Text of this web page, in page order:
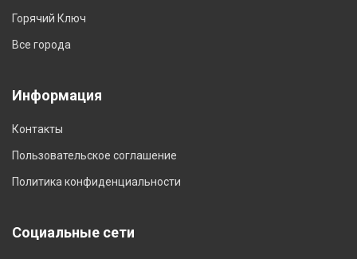
Горячий Ключ
Все города
Информация
Контакты
Пользовательское соглашение
Политика конфиденциальности
Социальные сети